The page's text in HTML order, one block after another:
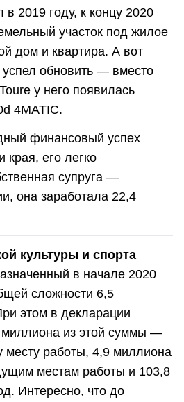
2019 году, к концу 2020
участок под жилое
дом и квартира. А вот
обновить — вместо
у него появилась
4MATIC.
финансовый успех
края, его легко
супруга —
она заработала 22,4
культуры и спорта
в начале 2020
сложности 6,5
этом в декларации
миллиона из этой суммы —
месту работы, 4,9 миллиона
местам работы и 103,8
Интересно, что до